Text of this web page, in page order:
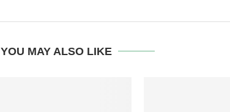
YOU MAY ALSO LIKE